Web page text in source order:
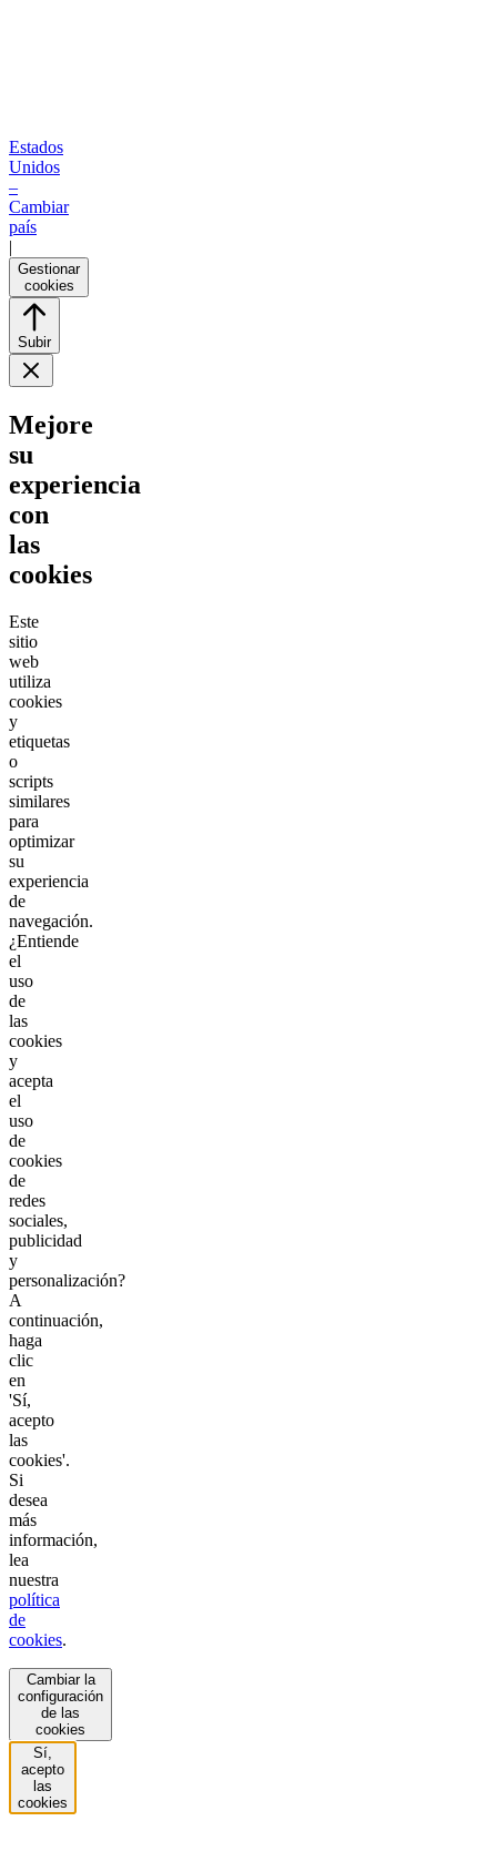
Estados
Unidos
–
Cambiar
país
|
Gestionar
cookies
Subir
Mejore
su
experiencia
con
las
cookies
Este
sitio
web
utiliza
cookies
y
etiquetas
o
scripts
similares
para
optimizar
su
experiencia
de
navegación.
¿Entiende
el
uso
de
las
cookies
y
acepta
el
uso
de
cookies
de
redes
sociales,
publicidad
y
personalización?
A
continuación,
haga
clic
en
'Sí,
acepto
las
cookies'.
Si
desea
más
información,
lea
nuestra
política
de
cookies.
Cambiar la
configuración
de las
cookies
Sí,
acepto
las
cookies